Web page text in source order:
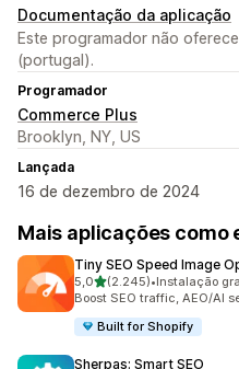
Documentação da aplicação
Este programador não
(portugal).
Programador
Commerce Plus
Brooklyn, NY, US
Lançada
16 de dezembro de 2024
Mais aplicações como
Tiny SEO Speed Image
5,0de 5 estrelas
(2.245)
2245 total de avaliações
•Instalação
Boost SEO traffic, AEO/AI
Built for Shopify
Sherpas: Smart SEO